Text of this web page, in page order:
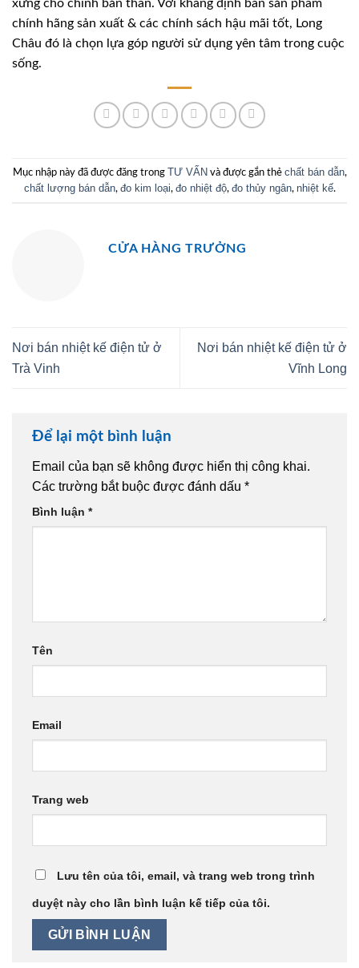
xứng cho chính bản thân. Với khẳng định bán sản phẩm
chính hãng sản xuất & các chính sách hậu mãi tốt, Long
Châu đó là chọn lựa góp người sử dụng yên tâm trong cuộc
sống.
Mục nhập này đã được đăng trong TƯ VẤN và được gắn thẻ chất bán dẫn,
chất lượng bán dẫn, đo kim loại, đo nhiệt độ, đo thủy ngân, nhiệt kế.
CỬA HÀNG TRƯỞNG
Nơi bán nhiệt kế điện tử ở
Trà Vinh
Nơi bán nhiệt kế điện tử ở
Vĩnh Long
Để lại một bình luận
Email của bạn sẽ không được hiển thị công khai.
Các trường bắt buộc được đánh dấu *
Bình luận *
Tên
Email
Trang web
Lưu tên của tôi, email, và trang web trong trình
duyệt này cho lần bình luận kế tiếp của tôi.